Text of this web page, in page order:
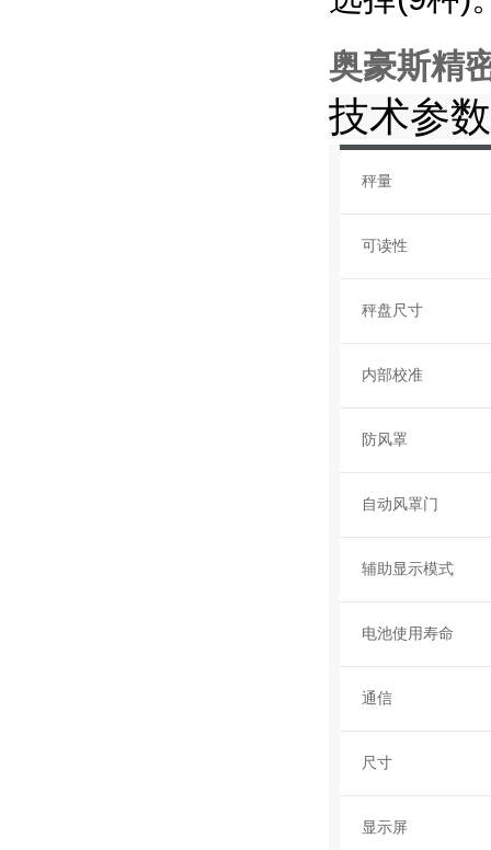
奥豪斯精
技术参数
秤量
可读性
秤盘尺寸
内部校准
防风罩
自动风罩门
辅助显示模式
电池使用寿命
通信
尺寸
显示屏